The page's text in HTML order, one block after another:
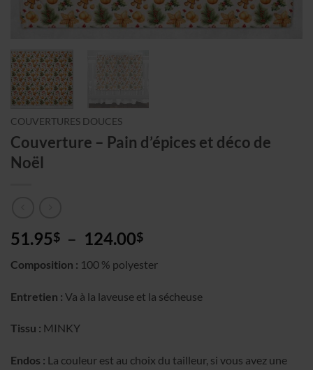
COUVERTURES DOUCES
Couverture – Pain d’épices et déco de
Noël
51.95$ – 124.00$Plage
prix :
à
Composition : 100 % polyester
Entretien : Va à la laveuse et la sécheuse
Tissu : MINKY
Endos : La couleur est au choix du tailleur, si vous avez une